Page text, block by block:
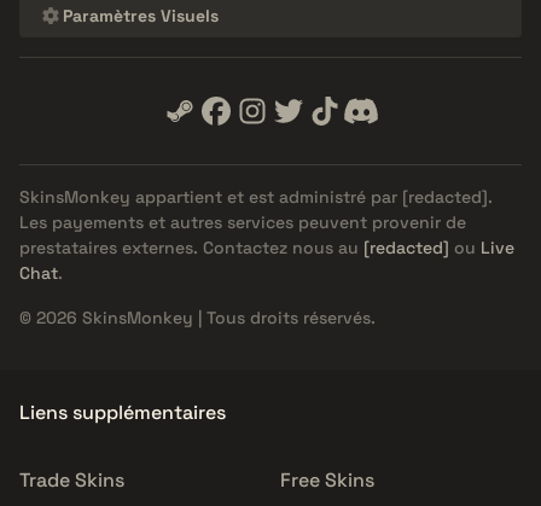
Paramètres Visuels
SkinsMonkey appartient et est administré par [redacted].
Les payements et autres services peuvent provenir de
prestataires externes. Contactez nous au [redacted] ou Live
Chat.
© 2026 SkinsMonkey | Tous droits réservés.
Liens supplémentaires
Trade Skins
Free Skins